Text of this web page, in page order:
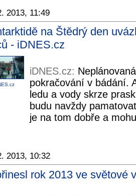
2013, 11:49
na Štědrý den
- iDNES.cz
iDNES.cz:
pokračování v bádání.
ledu a vody skrze
budu navždy
je na tom dobře a
2013, 10:32
rok 2013 ve světové